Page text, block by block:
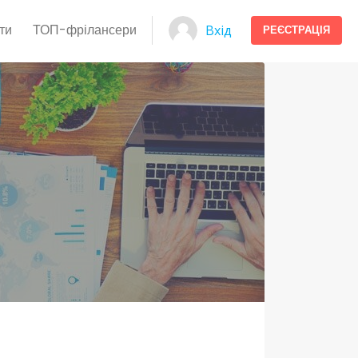
ТОП-фрілансери Вхід РЕЄСТРАЦІЯ